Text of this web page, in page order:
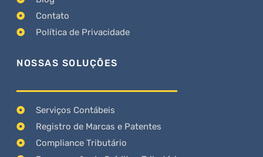
Contato
Política de Privacidade
NOSSAS SOLUÇÕES
Serviços Contábeis
Registro de Marcas e Patentes
Compliance Tributário